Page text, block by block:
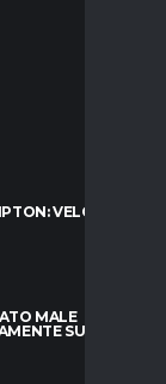
VELOCITÀ E
MALE
SUL